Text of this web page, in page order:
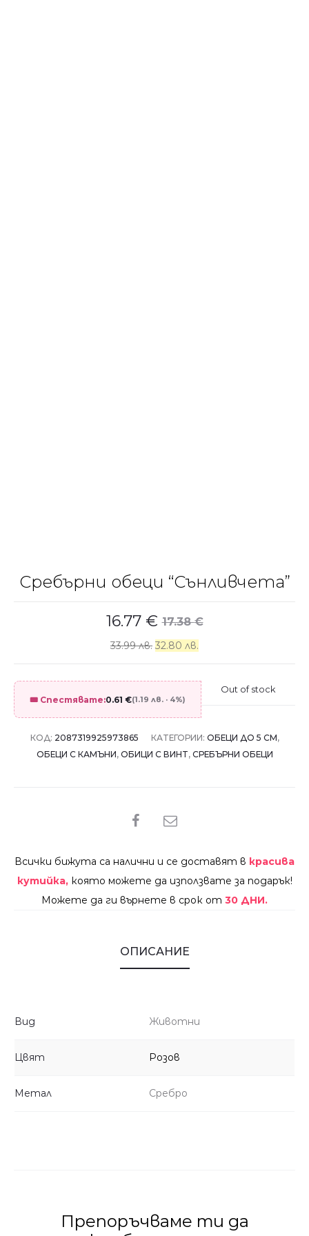
Сребърни обеци “Сънливчета”
17.38€
16.77 €
33.99 лв. 32.80 лв.
🎟️ Спестявате:0.61 €(1.19 лв. · 4%)
Out of stock
КОД: 2087319925973865 КАТЕГОРИИ: ОБЕЦИ ДО 5 СМ,
ОБЕЦИ С КАМЪНИ, ОБИЦИ С ВИНТ, СРЕБЪРНИ ОБЕЦИ
SHARE
Всички бижута са налични и се доставят в красива
кутийка, която можете да използвате за подарък!
Можете да ги върнете в срок от 30 ДНИ.
ОПИСАНИЕ
Вид Животни
Цвят Розов
Метал Сребро
Препоръчваме ти да